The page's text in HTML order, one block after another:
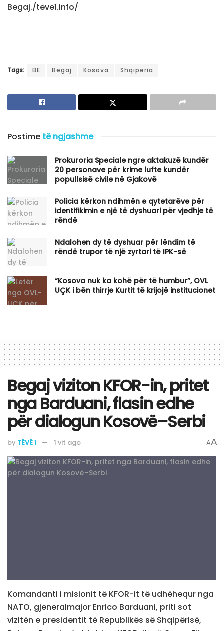
Begaj./teve1.info/
Tags: BE Begaj Kosova Shqiperia
Postime të ngjashme
Prokuroria Speciale ngre aktakuzë kundër
20 personave për krime lufte kundër
popullsisë civile në Gjakovë
Policia kërkon ndihmën e qytetarëve për
identifikimin e një të dyshuari për vjedhje të
rëndë
Ndalohen dy të dyshuar për lëndim të
rëndë trupor të një zyrtari të IPK-së
“Kosova nuk ka kohë për të humbur”, OVL
UÇK i bën thirrje Kurtit të krijojë institucionet
Begaj viziton KFOR-in, pritet
nga Barduani, flasin edhe
për dialogun Kosovë–Serbi
by TËVË 1 1 vit ago AA
Komandanti i misionit të KFOR-it të udhëhequr nga
NATO, gjeneralmajor Enrico Barduani, priti sot
vizitën e presidentit të Republikës së Shqipërisë,